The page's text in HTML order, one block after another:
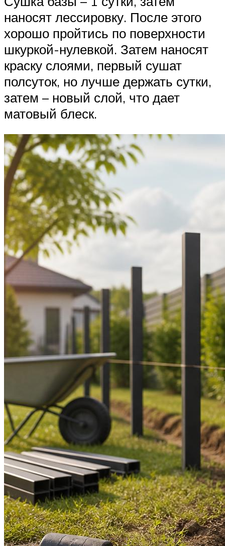
наносят лессировку. После этого
хорошо пройтись по поверхности
шкуркой-нулевкой. Затем наносят
краску слоями, первый сушат
полсуток, но лучше держать сутки,
затем – новый слой, что дает
матовый блеск.